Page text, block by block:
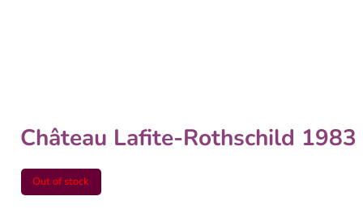
Château Lafite-Rothschild 1983
Out of stock